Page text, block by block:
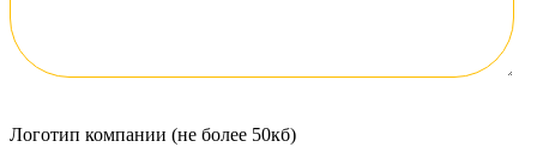
Логотип компании (не более 50кб)